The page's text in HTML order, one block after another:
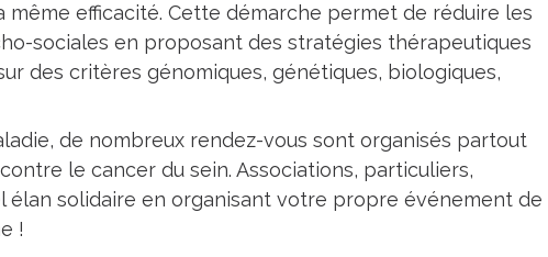
efficacité. Cette démarche permet de réduire les
sociales en proposant des stratégies thérapeutiques
des critères génomiques, génétiques, biologiques,
de nombreux rendez-vous sont organisés partout
le cancer du sein. Associations, particuliers,
élan solidaire en organisant votre propre événement de
!